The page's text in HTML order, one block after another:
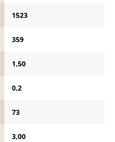
1523
359
1,50
0,2
73
3,00